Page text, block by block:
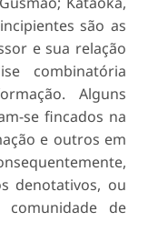
são as
e sua relação
combinatória
Alguns
se fincados na
e outros em
denotativos, ou
de